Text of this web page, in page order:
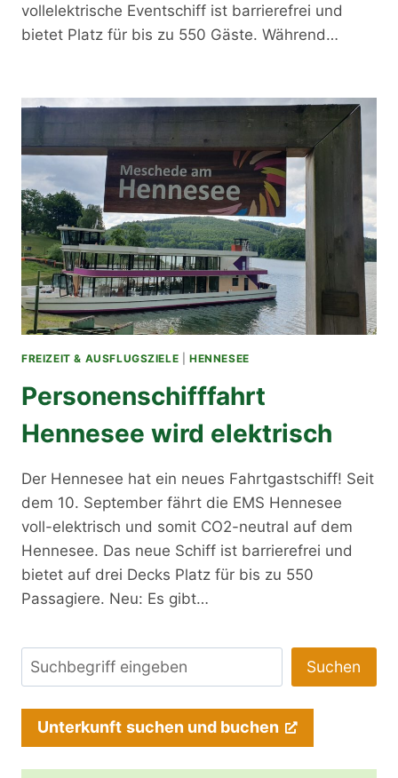
vollelektrische Eventschiff ist barrierefrei und
bietet Platz für bis zu 550 Gäste. Während…
FREIZEIT & AUSFLUGSZIELE |HENNESEE
Personenschifffahrt
Hennesee wird elektrisch
Der Hennesee hat ein neues Fahrtgastschiff! Seit
dem 10. September fährt die EMS Hennesee
voll-elektrisch und somit CO2-neutral auf dem
Hennesee. Das neue Schiff ist barrierefrei und
bietet auf drei Decks Platz für bis zu 550
Passagiere. Neu: Es gibt…
Suchen Suchen
Unterkunft suchen und buchen